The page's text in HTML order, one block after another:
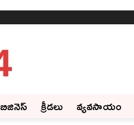
బిజినెస్‌ క్రీడలు వ్యవసాయం